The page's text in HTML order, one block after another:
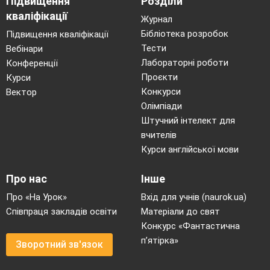
б) Стежинку відшукати треба, щоб ходив ти
вік у щасті.
в) Сміюсь я, жартую, співаю, не скаржусь на
долю зовсім.
г) Послухайте, як дихає земля.
5. Пунктуаційну помилку допущено в реченні:
а) Я іду по парку золотому, і прощально
б) Чи то я заспівав, чи то мною земля
г) Щоб уволю всього мати, треба добре
працювати.
6. Неправильно розставлено розділові знаки в
реченні з прямою мовою:
а) «Запрягайте, хлопці, коні», - лине в небо
молоде.
кваліфікації
Підвищення кваліфікації
Вебінари
Конференції
Курси
Вектор
Журнал
Бібліотека розробок
Тести
Лабораторні роботи
Проєкти
Конкурси
Олімпіади
Штучний інтелект для
вчителів
Курси англійської мови
Про нас
Про «На Урок»
Співпраця закладів освіти
Зворотний зв'язок
Інше
Вхід для учнів (naurok.ua)
Матеріали до свят
Конкурс «Фантастична
п’ятірка»